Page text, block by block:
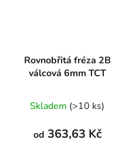
Rovnobřitá fréza 2B
válcová 6mm TCT
Skladem (>10 ks)
od 363,63 Kč